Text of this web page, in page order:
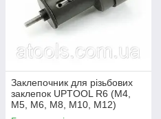
Заклепочник для різьбових
заклепок UPTOOL R6 (М4,
М5, М6, М8, М10, М12)